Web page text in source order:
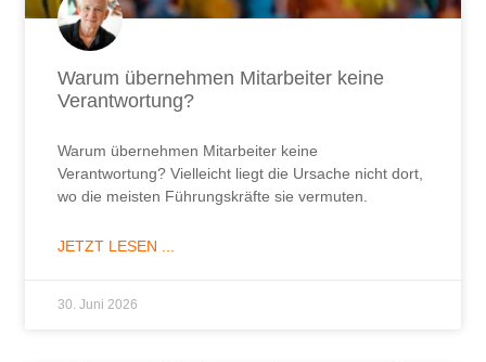
Warum übernehmen Mitarbeiter keine
Verantwortung?
Warum übernehmen Mitarbeiter keine
Verantwortung? Vielleicht liegt die Ursache nicht dort,
wo die meisten Führungskräfte sie vermuten.
JETZT LESEN ...
30. Juni 2026